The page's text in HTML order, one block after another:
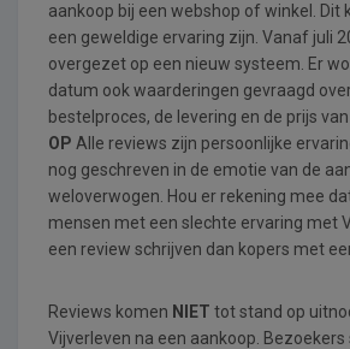
aankoop bij een webshop of winkel. Dit
een geweldige ervaring zijn. Vanaf juli
overgezet op een nieuw systeem. Er
datum ook waarderingen gevraagd
bestelproces, de levering en de prijs van
OP Alle reviews zijn persoonlijke
nog geschreven in de emotie van de
weloverwogen. Hou er rekening mee
mensen met een slechte ervaring met
een review schrijven dan kopers met
Reviews komen NIET tot stand op
Vijverleven na een aankoop. Bezoekers